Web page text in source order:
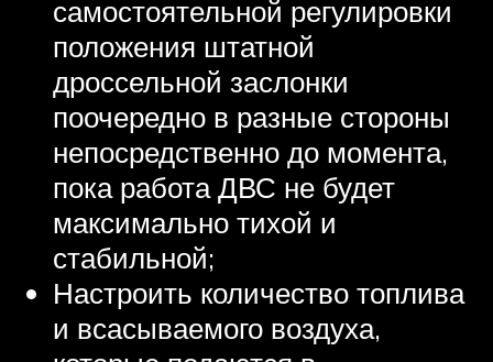
самостоятельной регулировки
положения штатной
дроссельной заслонки
поочередно в разные стороны
непосредственно до момента,
пока работа ДВС не будет
максимально тихой и
стабильной;
Настроить количество топлива
и всасываемого воздуха,